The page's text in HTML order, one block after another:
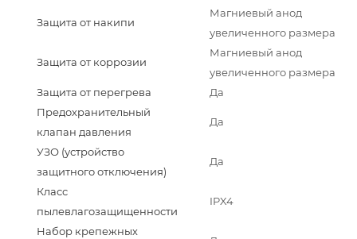
Защита от накипи
Магниевый анод
увеличенного размера
Защита от коррозии
Магниевый анод
увеличенного размера
Защита от перегрева
Да
Предохранительный
клапан давления
Да
УЗО (устройство
защитного отключения)
Да
Класс
пылевлагозащищенности
IPX4
Набор крепежных